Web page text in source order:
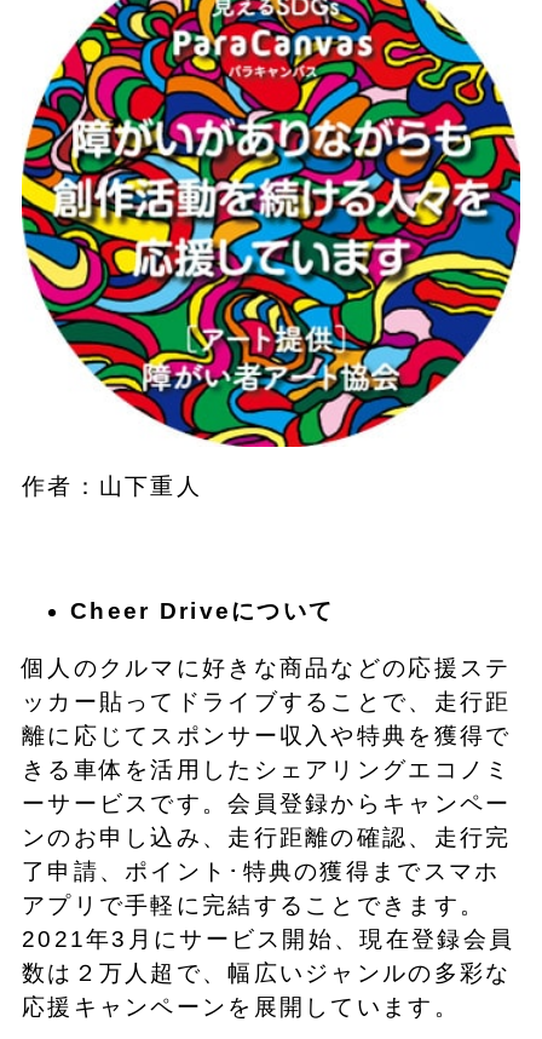
作者：山下重人
Cheer Driveについて
個人のクルマに好きな商品などの応援ステ
ッカー貼ってドライブすることで、走行距
離に応じてスポンサー収入や特典を獲得で
きる車体を活用したシェアリングエコノミ
ーサービスです。会員登録からキャンペー
ンのお申し込み、走行距離の確認、走行完
了申請、ポイント･特典の獲得までスマホ
アプリで手軽に完結することできます。
2021年3月にサービス開始、現在登録会員
数は２万人超で、幅広いジャンルの多彩な
応援キャンペーンを展開しています。